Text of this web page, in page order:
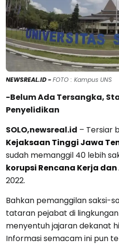
NEWSREAL.ID -FOTO : Kampus UNS
-Belum Ada Tersangka,
Penyelidikan
SOLO,newsreal.id – Tersiar
Kejaksaan Tinggi Jawa
sudah memanggil 40 lebih
korupsi Rencana Kerja dan
2022.
Bahkan pemanggilan saksi-
tataran pejabat di
menyentuh jajaran dekanat
Informasi semacam ini pun